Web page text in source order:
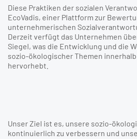
Diese Praktiken der sozialen
EcoVadis, einer Plattform zur
unternehmerischen
Derzeit verfügt das Unternehmen
Siegel, was die Entwicklung und die
sozio-ökologischer Themen
hervorhebt.
Unser Ziel ist es, unsere sozio-
kontinuierlich zu verbessern und